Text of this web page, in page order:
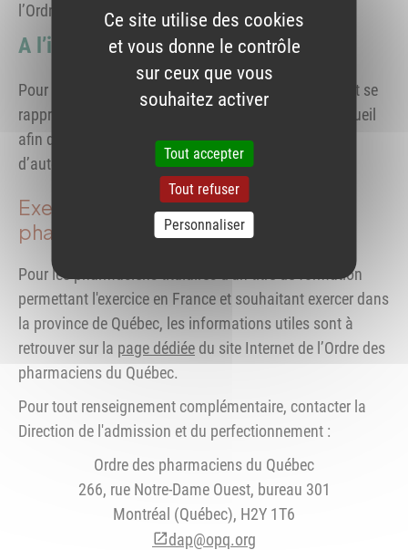
l’Ordre des pharmaciens de ce pays.
A l’international
Pour exercer à l’étranger, un pharmacien français doit se
rapprocher des autorités compétentes du pays d’accueil
afin d’obtenir des informations sur les modalités
d’autorisation d’exercice.
Exercer au Québec en tant que
pharmacien français
Pour les pharmaciens titulaires d'un titre de formation
permettant l'exercice en France et souhaitant exercer dans
la province de Québec, les informations utiles sont à
retrouver sur la page dédiée du site Internet de l’Ordre des
pharmaciens du Québec.
Pour tout renseignement complémentaire, contacter la
Direction de l'admission et du perfectionnement :
Ordre des pharmaciens du Québec
266, rue Notre-Dame Ouest, bureau 301
Montréal (Québec), H2Y 1T6
dap@opq.org
Ce site utilise des cookies
et vous donne le contrôle
sur ceux que vous
souhaitez activer
Tout accepter
Tout refuser
Personnaliser